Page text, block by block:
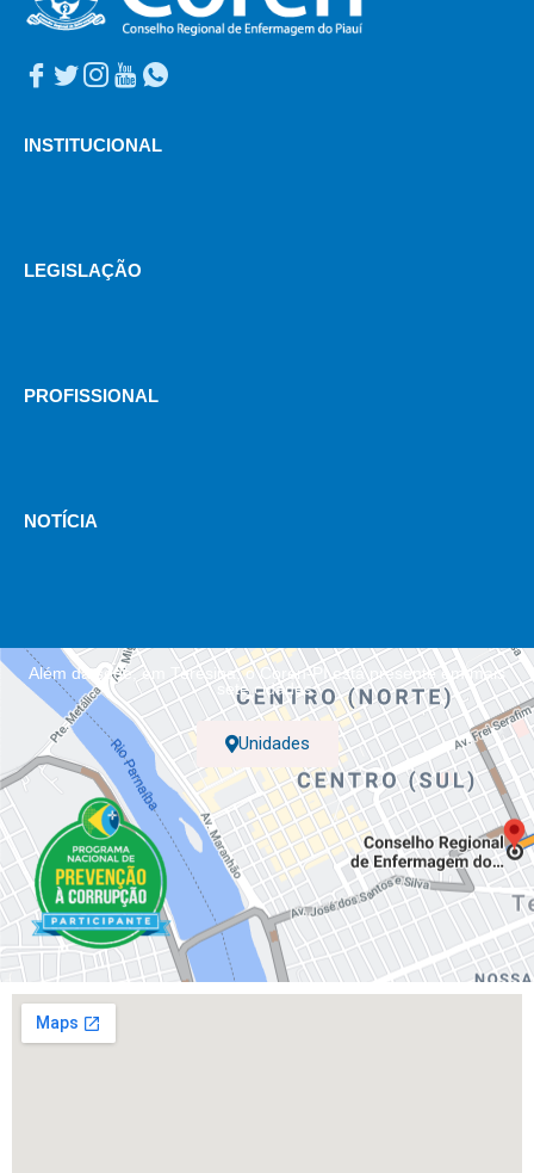
INSTITUCIONAL
LEGISLAÇÃO
PROFISSIONAL
NOTÍCIA
Além da sede, em Teresina, o Coren-PI está presente em mais
sete cidades.
Unidades